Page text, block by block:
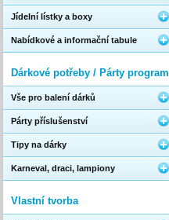
Jídelní lístky a boxy
Nabídkové a informační tabule
Dárkové potřeby / Párty program
Vše pro balení dárků
Párty příslušenství
Tipy na dárky
Karneval, draci, lampiony
Vlastní tvorba